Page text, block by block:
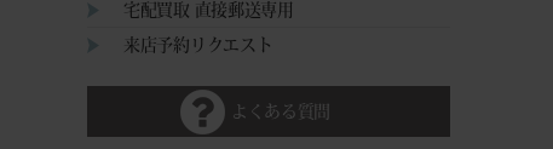
宅配買取 直接郵送専用
来店予約リクエスト
よくある質問